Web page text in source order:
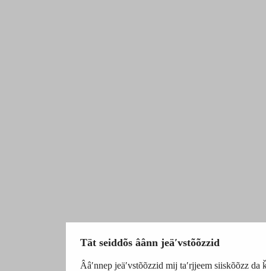
Tät seiddõs âânn jeäʹvstõõzzid
Ââʹnnep jeäʹvstõõzzid mij taʹrjjeem siiskõõzz da